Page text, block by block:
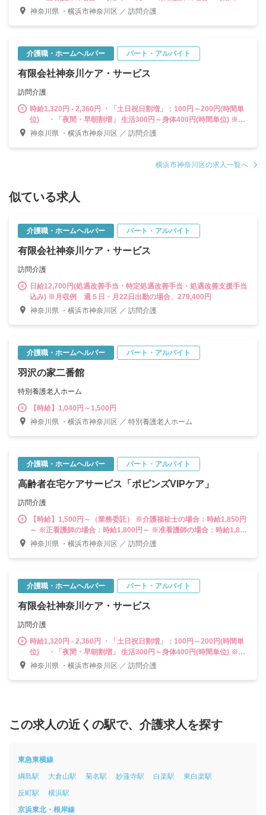
円～ ※実務者研修の場合：時給1,600円～ ※基礎研修の場合：時給
神奈川県 ・横浜市神奈川区 ／ 訪問介護
介護職・ホームヘルパー パート・アルバイト
有限会社神奈川ケア・サービス
訪問介護
時給1,320円 - 2,360円 ・「土日祝日割増」：100円～200円(時間単
位) ・「夜間・早朝割増」 生活300円～身体400円(時間単位) ※夜
間(午後6時から午後10時まで) 、早朝(午前6時から午前8時まで) ・
場合 ・年間218,400～421,200円
神奈川県 ・横浜市神奈川区 ／ 訪問介護
横浜市神奈川区の求人一覧へ
似ている求人
介護職・ホームヘルパー パート・アルバイト
有限会社神奈川ケア・サービス
訪問介護
日給12,700円(処遇改善手当・特定処遇改善手当・処遇改善支援手当
込み) ※月収例 週５日・月22日出勤の場合、279,400円
神奈川県 ・横浜市神奈川区 ／ 訪問介護
介護職・ホームヘルパー パート・アルバイト
羽沢の家二番館
特別養護老人ホーム
【時給】1,040円～1,500円
神奈川県 ・横浜市神奈川区 ／ 特別養護老人ホーム
介護職・ホームヘルパー パート・アルバイト
高齢者在宅ケアサービス「ポピンズVIPケア」
訪問介護
【時給】1,500円～（業務委託） ※介護福祉士の場合：時給1,850円
～ ※正看護師の場合：時給1,800円～ ※准看護師の場合：時給1,800
円～ ※実務者研修の場合：時給1,600円～ ※基礎研修の場合：時給
神奈川県 ・横浜市神奈川区 ／ 訪問介護
介護職・ホームヘルパー パート・アルバイト
有限会社神奈川ケア・サービス
訪問介護
時給1,320円 - 2,360円 ・「土日祝日割増」：100円～200円(時間単
位) ・「夜間・早朝割増」 生活300円～身体400円(時間単位) ※夜
間(午後6時から午後10時まで) 、早朝(午前6時から午前8時まで) ・
年間 84,000～132,000円 ②週5日・1日平均6時間 月約130時間の
場合 ・年間218,400～421,200円
神奈川県 ・横浜市神奈川区 ／ 訪問介護
この求人の近くの駅で、介護求人を探す
東急東横線
綱島駅
大倉山駅 菊名駅 妙蓮寺駅 白楽駅
東白楽駅
反町駅
横浜駅
京浜東北・根岸線